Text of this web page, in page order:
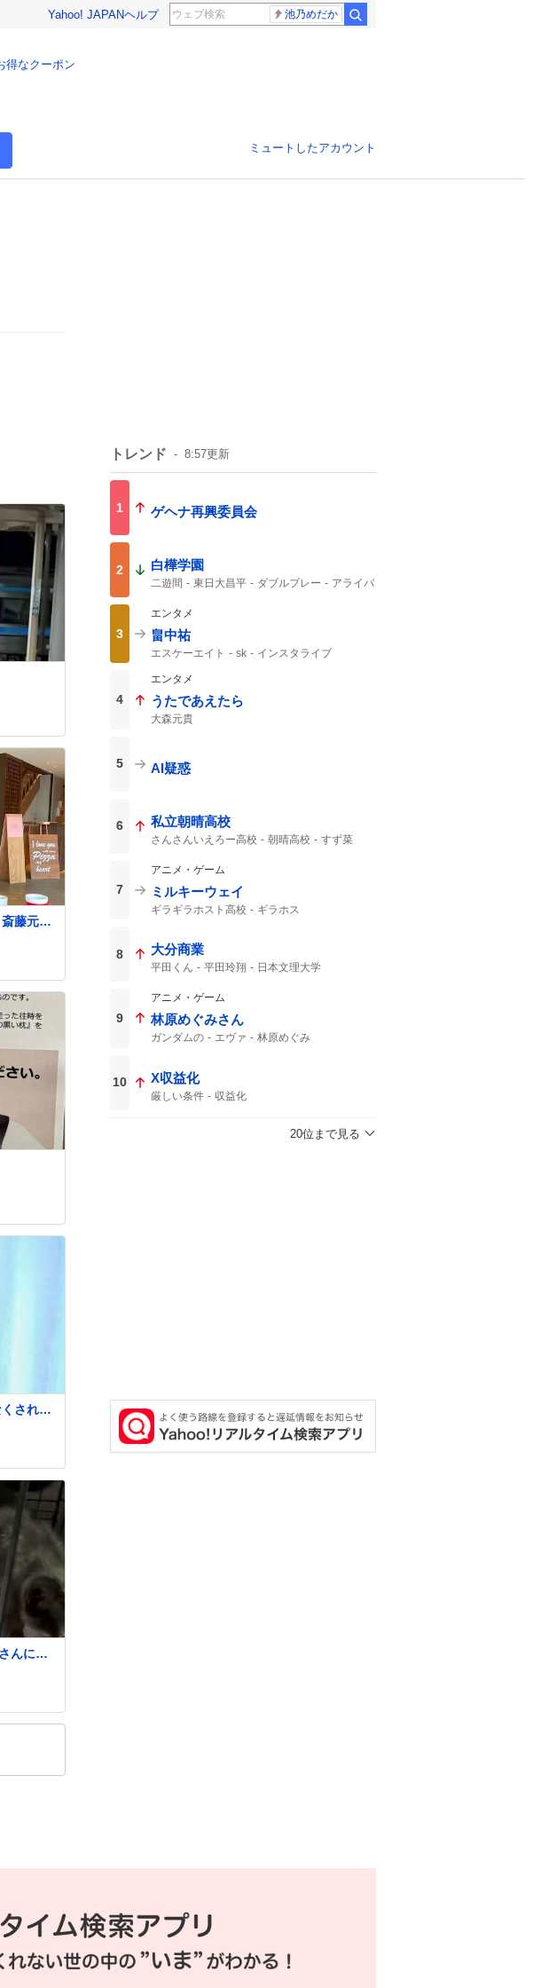
Yahoo! JAPANヘルプ 池乃めだか
得なクーポン
ミュートしたアカウント
藤元彦
キラ輝
クス
んに行
ヨ！ド
けど
猫ちゃ
うあり
トレンド 8:57更新
1 ゲヘナ再興委員会
2 白樺学園
二遊間 東日大昌平 ダブルプレー
アライバ
ビデオ検証
3
エンタメ
畠中祐
エスケーエイト sk インスタライブ
4
エンタメ
うたであえたら
大森元貴
5 AI疑惑
6 私立朝晴高校
さんさんいえろー高校 朝晴高校
すず菜
7
アニメ・ゲーム
ミルキーウェイ
ギラギラホスト高校
ギラホス
8 大分商業
平田くん 平田玲翔
日本文理大学
ピッチャー
9
アニメ・ゲーム
林原めぐみさん
ガンダムの エヴァ 林原めぐみ
10 X収益化
厳しい条件 収益化
20位まで見る